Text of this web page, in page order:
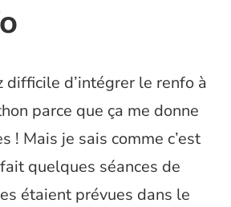
difficile d’intégrer le renfo à
parce que ça me donne
! Mais je sais comme c’est
quelques séances de
étaient prévues dans le